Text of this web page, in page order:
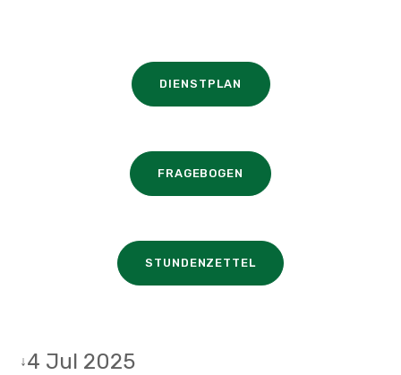
DIENSTPLAN
FRAGEBOGEN
STUNDENZETTEL
↓4 Jul 2025